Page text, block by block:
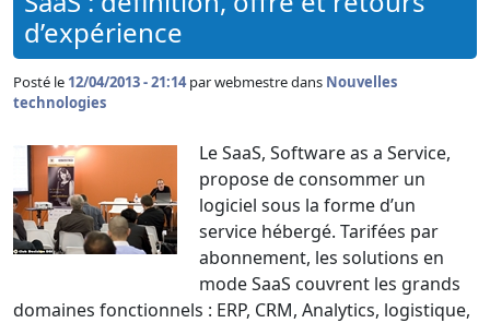
d’expérience
Posté le 12/04/2013 - 21:14 parwebmestre dans Nouvelles
technologies
Le SaaS, Software as a Service,
propose de consommer un
logiciel sous la forme d’un
service hébergé. Tarifées par
abonnement, les solutions en
mode SaaS couvrent les grands
domaines fonctionnels : ERP, CRM, Analytics, logistique,